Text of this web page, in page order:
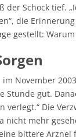
der Schock tief.
die
gestellt: Warum
im November
Stunde gut.
verlegt.“ Die
nicht mehr
bittere Arznei